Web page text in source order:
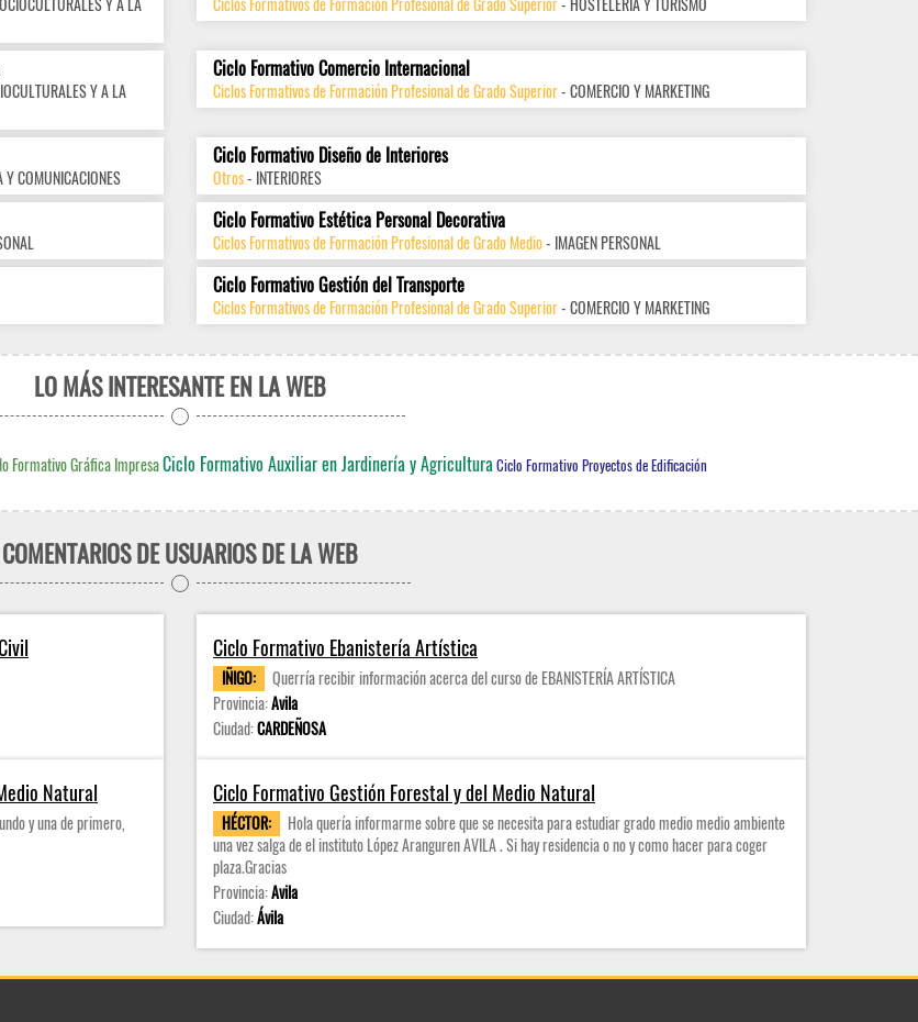
Y A LA
Ciclo Formativo Comercio Internacional
Ciclos Formativos de Formación Profesional de Grado Superior- COMERCIO Y MARKETING
Y COMUNICACIONES
Ciclo Formativo Diseño de Interiores
Otros- INTERIORES
Ciclo Formativo Estética Personal Decorativa
Ciclos Formativos de Formación Profesional de Grado Medio- IMAGEN PERSONAL
Ciclo Formativo Gestión del Transporte
Ciclos Formativos de Formación Profesional de Grado Superior- COMERCIO Y MARKETING
LO MÁS INTERESANTE EN LA WEB
Formativo Gráfica ImpresaCiclo Formativo Auxiliar en Jardinería y AgriculturaCiclo Formativo Proyectos de Edificación
COMENTARIOS DE USUARIOS DE LA WEB
Ciclo Formativo Ebanistería Artística
IÑIGO:
Querría recibir información acerca del curso de EBANISTERÍA ARTÍSTICA
Provincia:Avila
Ciudad:CARDEÑOSA
Natural
y una de primero,
Ciclo Formativo Gestión Forestal y del Medio Natural
HÉCTOR:
Hola quería informarme sobre que se necesita para estudiar grado medio medio ambiente
una vez salga de el instituto López Aranguren AVILA . Si hay residencia o no y como hacer para coger
plaza.Gracias
Provincia:Avila
Ciudad:Ávila